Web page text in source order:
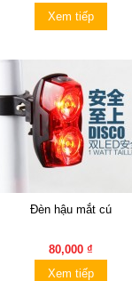
Xem tiếp
Đèn hậu mắt cú
80,000 ₫
Xem tiếp